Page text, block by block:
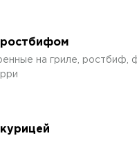
на гриле, ростбиф,